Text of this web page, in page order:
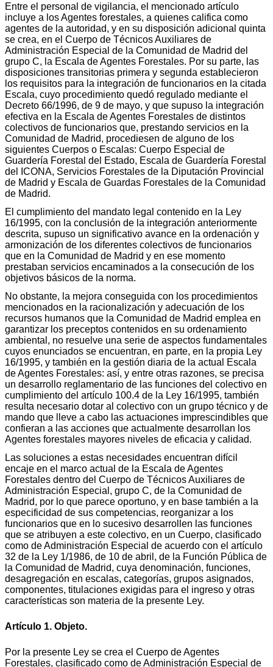
Entre el personal de vigilancia, el mencionado artículo
incluye a los Agentes forestales, a quienes califica como
agentes de la autoridad, y en su disposición adicional quinta
se crea, en el Cuerpo de Técnicos Auxiliares de
Administración Especial de la Comunidad de Madrid del
grupo C, la Escala de Agentes Forestales. Por su parte, las
disposiciones transitorias primera y segunda establecieron
los requisitos para la integración de funcionarios en la citada
Escala, cuyo procedimiento quedó regulado mediante el
Decreto 66/1996, de 9 de mayo, y que supuso la integración
efectiva en la Escala de Agentes Forestales de distintos
colectivos de funcionarios que, prestando servicios en la
Comunidad de Madrid, procediesen de alguno de los
siguientes Cuerpos o Escalas: Cuerpo Especial de
Guardería Forestal del Estado, Escala de Guardería Forestal
del ICONA, Servicios Forestales de la Diputación Provincial
de Madrid y Escala de Guardas Forestales de la Comunidad
de Madrid.
El cumplimiento del mandato legal contenido en la Ley
16/1995, con la conclusión de la integración anteriormente
descrita, supuso un significativo avance en la ordenación y
armonización de los diferentes colectivos de funcionarios
que en la Comunidad de Madrid y en ese momento
prestaban servicios encaminados a la consecución de los
objetivos básicos de la norma.
No obstante, la mejora conseguida con los procedimientos
mencionados en la racionalización y adecuación de los
recursos humanos que la Comunidad de Madrid emplea en
garantizar los preceptos contenidos en su ordenamiento
ambiental, no resuelve una serie de aspectos fundamentales
cuyos enunciados se encuentran, en parte, en la propia Ley
16/1995, y también en la gestión diaria de la actual Escala
de Agentes Forestales: así, y entre otras razones, se precisa
un desarrollo reglamentario de las funciones del colectivo en
cumplimiento del artículo 100.4 de la Ley 16/1995, también
resulta necesario dotar al colectivo con un grupo técnico y de
mando que lleve a cabo las actuaciones imprescindibles que
confieran a las acciones que actualmente desarrollan los
Agentes forestales mayores niveles de eficacia y calidad.
Las soluciones a estas necesidades encuentran difícil
encaje en el marco actual de la Escala de Agentes
Forestales dentro del Cuerpo de Técnicos Auxiliares de
Administración Especial, grupo C, de la Comunidad de
Madrid, por lo que parece oportuno, y en base también a la
especificidad de sus competencias, reorganizar a los
funcionarios que en lo sucesivo desarrollen las funciones
que se atribuyen a este colectivo, en un Cuerpo, clasificado
como de Administración Especial de acuerdo con el artículo
32 de la Ley 1/1986, de 10 de abril, de la Función Pública de
la Comunidad de Madrid, cuya denominación, funciones,
desagregación en escalas, categorías, grupos asignados,
componentes, titulaciones exigidas para el ingreso y otras
características son materia de la presente Ley.
Artículo 1. Objeto.
Por la presente Ley se crea el Cuerpo de Agentes
Forestales, clasificado como de Administración Especial de